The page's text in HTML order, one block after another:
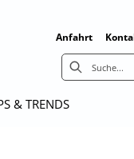
Anfahrt
& TRENDS